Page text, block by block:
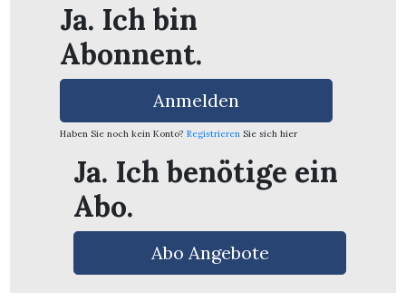
Ja. Ich bin
Abonnent.
Anmelden
Haben Sie noch kein Konto? Registrieren Sie sich hier
Ja. Ich benötige ein
Abo.
Abo Angebote